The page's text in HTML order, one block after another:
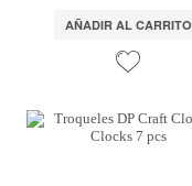
AÑADIR AL CARRITO